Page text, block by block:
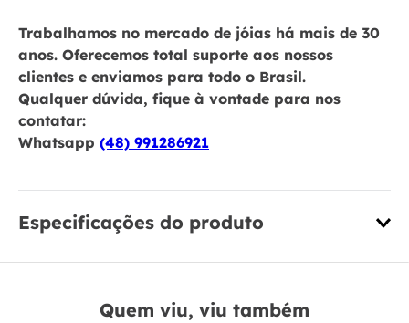
Trabalhamos no mercado de jóias há mais de 30
anos. Oferecemos total suporte aos nossos
clientes e enviamos para todo o Brasil.
Qualquer dúvida, fique à vontade para nos
contatar:
Whatsapp (48) 991286921
Especificações do produto
Quem viu, viu também